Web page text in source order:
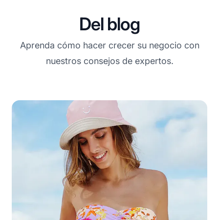
Del blog
Aprenda cómo hacer crecer su negocio con
nuestros consejos de expertos.